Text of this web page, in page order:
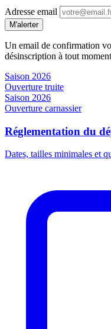
Adresse email
M'alerter
Un email de confirmation
désinscription à tout
Saison 2026
Ouverture truite
Saison 2026
Ouverture carnassier
Réglementation du
Dates, tailles minimales et